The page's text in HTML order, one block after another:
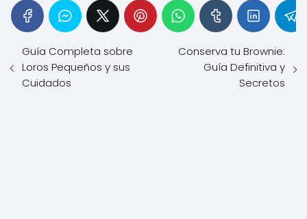
Guía Completa sobre
Loros Pequeños y sus
Cuidados
Conserva tu Brownie:
Guía Definitiva y
Secretos